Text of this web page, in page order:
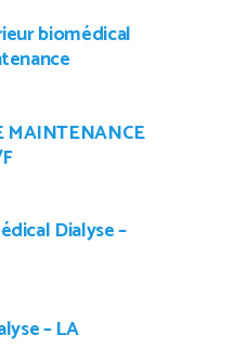
biomédical
MAINTENANCE
Dialyse –
– LA